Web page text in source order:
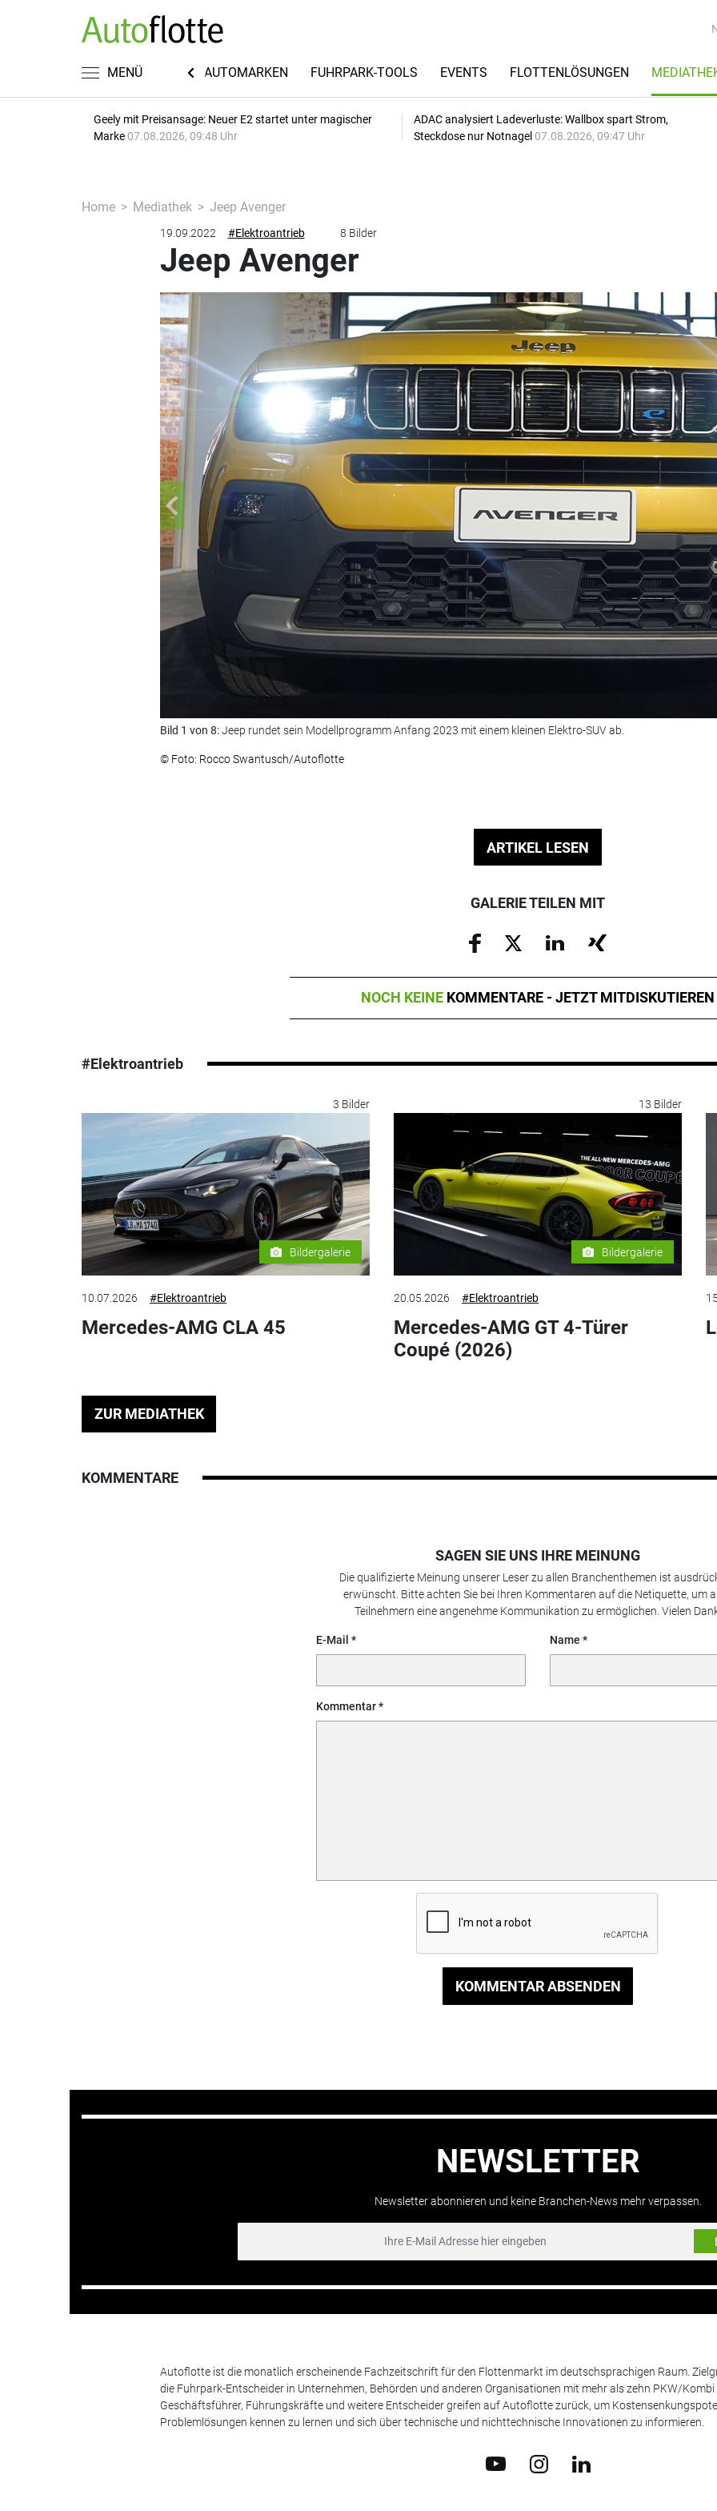
MENÜ
RECHT & STEUERN AUTOMARKEN FUHRPARK-TOOLS EVENTS FLOTTENLÖSUNGEN
Geely mit Preisansage: Neuer E2 startet unter magischer
Marke 07.08.2026, 09:48 Uhr
ADAC analysiert Ladeverluste: Wallbox spart Strom,
Steckdose nur Notnagel 07.08.2026, 09:47 Uhr
Home Mediathek Jeep Avenger
19.09.2022 #Elektroantrieb 8 Bilder
Jeep Avenger
Bild 1 von 8:Jeep rundet sein Modellprogramm Anfang 2023 mit einem kleinen Elektro-SUV ab.
© Foto: Rocco Swantusch/Autoflotte
ARTIKEL LESEN
GALERIE TEILEN MIT
NOCH KEINE KOMMENTARE - JETZT MITDISKUTIEREN
#Elektroantrieb
3 Bilder
Bildergalerie
10.07.2026 #Elektroantrieb
Mercedes-AMG CLA 45
13 Bilder
Bildergalerie
20.05.2026 #Elektroantrieb
Mercedes-AMG GT 4-Türer
Coupé (2026)
ZUR MEDIATHEK
KOMMENTARE
SAGEN SIE UNS IHRE MEINUNG
Die qualifizierte Meinung unserer Leser zu allen Branchenthemen ist
erwünscht. Bitte achten Sie bei Ihren Kommentaren auf die Netiquette, um
Teilnehmern eine angenehme Kommunikation zu ermöglichen. Vielen
E-Mail Name
Kommentar
KOMMENTAR ABSENDEN
NEWSLETTER
Newsletter abonnieren und keine Branchen-News mehr verpassen.
Autoflotte ist die monatlich erscheinende Fachzeitschrift für den Flottenmarkt im deutschsprachigen Raum.
die Fuhrpark-Entscheider in Unternehmen, Behörden und anderen Organisationen mit mehr als zehn PKW/
Geschäftsführer, Führungskräfte und weitere Entscheider greifen auf Autoflotte zurück, um
Problemlösungen kennen zu lernen und sich über technische und nichttechnische Innovationen zu informieren.